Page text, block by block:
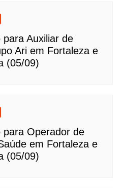
Auxiliar de
Ari em Fortaleza e
(05/09)
para Operador de
em Fortaleza e
(05/09)